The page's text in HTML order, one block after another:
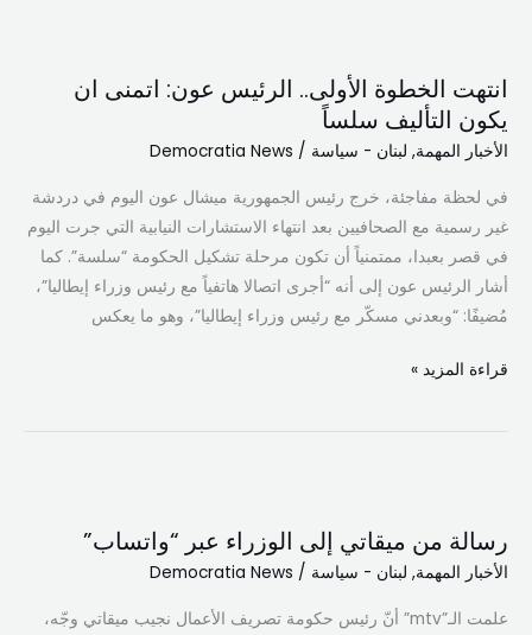
انتهت الخطوة الأولى.. الرئيس عون: اتمنى ان
يكون التأليف سلساً
الأخبار المهمة, لبنان - سياسة /
Democratia News
في لحظة مفاجئة، خرج رئيس الجمهورية ميشال عون اليوم في دردشة
غير رسمية مع الصحافيين بعد انتهاء الاستشارات النيابية التي جرت اليوم
في قصر بعبدا، ممتمنياً أن تكون مرحلة تشكيل الحكومة “سلسة”. كما
أشار الرئيس عون إلى أنه “أجرى اتصالا هاتفياً مع رئيس وزراء إيطاليا”،
مُضيفًا: “وبعدني مسكّر مع رئيس وزراء إيطاليا”، وهو ما يعكس
الأولى..
الرئيس
عون:
ان
يكون
التأليف
سلساً
قراءة المزيد »
رسالة من ميقاتي إلى الوزراء عبر “واتساب”
الأخبار المهمة, لبنان - سياسة /
Democratia News
علمت الـ”mtv” أنّ رئيس حكومة تصريف الأعمال نجيب ميقاتي وجّه،
ميقاتي
إلى